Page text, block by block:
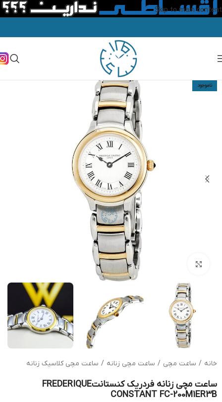
Skip to main content
ناموجود
خانه / ساعت مچی / ساعت مچی زنانه / ساعت مچی کلاسیک زنانه
ساعت مچی زنانه فردریک کنستانتFREDERIQUE
CONSTANT FC-200M1ER3B